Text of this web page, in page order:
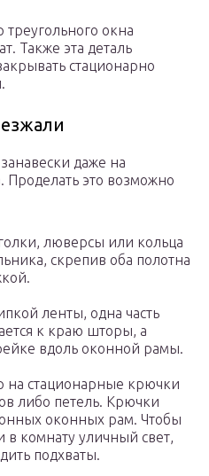
окна
Также эта деталь
стационарно
даже на
это возможно
люверсы или кольца
скрепив оба полотна
ленты, одна часть
к краю шторы, а
вдоль оконной рамы.
стационарные крючки
либо петель. Крючки
оконных рам. Чтобы
в комнату уличный свет,
подхваты.